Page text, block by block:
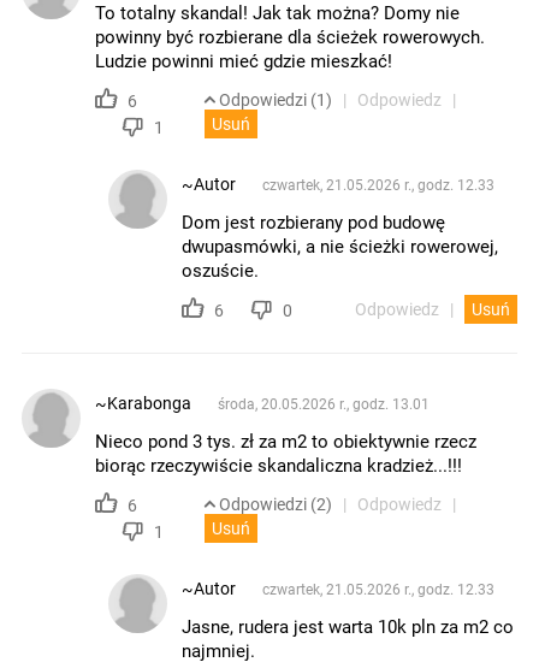
To totalny skandal! Jak tak można? Domy nie
powinny być rozbierane dla ścieżek rowerowych.
Ludzie powinni mieć gdzie mieszkać!
6
1
Odpowiedzi (1)
Odpowiedz
Usuń
~Autor czwartek, 21.05.2026 r., godz. 12.33
Dom jest rozbierany pod budowę
dwupasmówki, a nie ścieżki rowerowej,
oszuście.
6 0 Odpowiedz Usuń
~Karabonga środa, 20.05.2026 r., godz. 13.01
Nieco pond 3 tys. zł za m2 to obiektywnie rzecz
biorąc rzeczywiście skandaliczna kradzież...!!!
6
1
Odpowiedzi (2)
Odpowiedz
Usuń
~Autor czwartek, 21.05.2026 r., godz. 12.33
Jasne, rudera jest warta 10k pln za m2 co
najmniej.